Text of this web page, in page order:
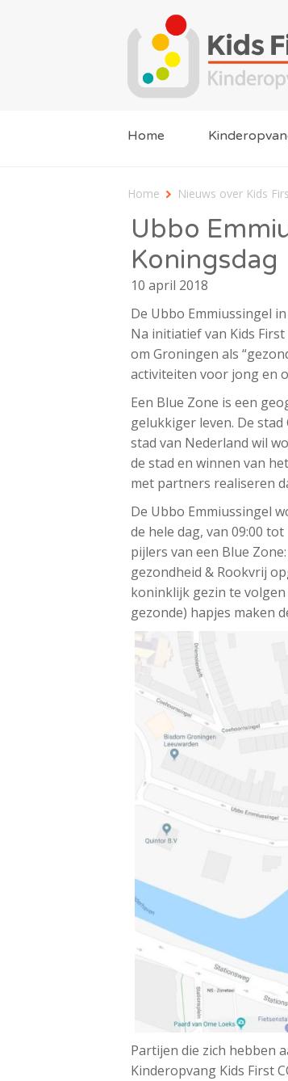
Home
Home Nieuws over Kids
Ubbo
Koningsdag
10 april 2018
De Ubbo Emmiussingel
Na initiatief van Kids
om Groningen als
activiteiten voor jong en
Een Blue Zone is een
gelukkiger leven. De
stad van Nederland wil
de stad en winnen van
met partners realiseren
De Ubbo Emmiussingel
de hele dag, van 09:00
pijlers van een Blue
gezondheid & Rookvrij
koninklijk gezin te volgen
gezonde) hapjes maken
Partijen die zich hebben
Kinderopvang Kids First